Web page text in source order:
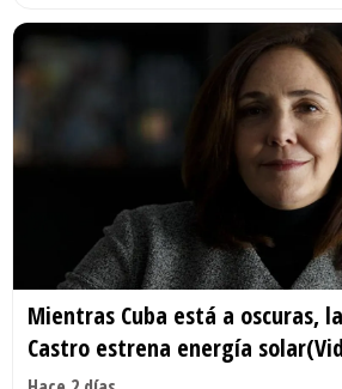
Mientras Cuba está a oscuras,
Castro estrena energía